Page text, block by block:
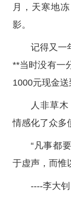
月，天寒地
影。
记得又一
**当时没有一
1000元现金送
人非草
情感化了众多
“凡事都
于虚声，而惟
----李大钊